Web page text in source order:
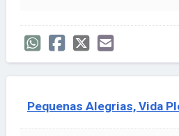
Pequenas Alegrias, Vida